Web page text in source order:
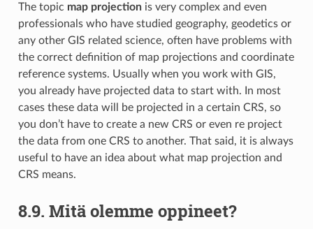
The topic map projectionis very complex and even
professionals who have studied geography, geodetics or
any other GIS related science, often have problems with
the correct definition of map projections and coordinate
reference systems. Usually when you work with GIS,
you already have projected data to start with. In most
cases these data will be projected in a certain CRS, so
you don’t have to create a new CRS or even re project
the data from one CRS to another. That said, it is always
useful to have an idea about what map projection and
CRS means.
8.9. Mitä olemme oppineet?